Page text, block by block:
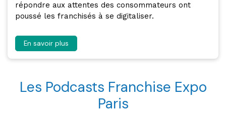
répondre aux attentes des consommateurs ont
poussé les franchisés à se digitaliser.
En savoir plus
Les Podcasts Franchise Expo
Paris